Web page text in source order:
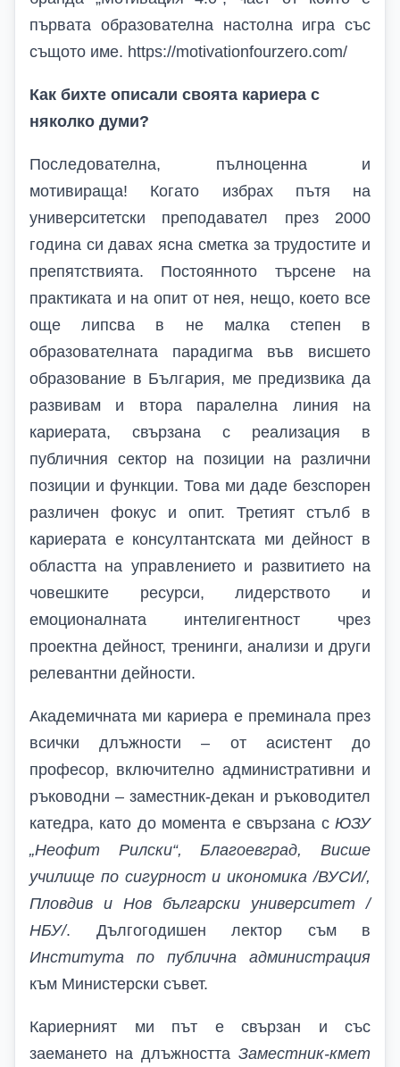
първата образователна настолна игра със
същото име. https://motivationfourzero.com/
Как бихте описали своята кариера с
няколко думи?
Последователна, пълноценна и
мотивираща! Когато избрах пътя на
университетски преподавател през 2000
година си давах ясна сметка за трудостите и
препятствията. Постоянното търсене на
практиката и на опит от нея, нещо, което все
още липсва в не малка степен в
образователната парадигма във висшето
образование в България, ме предизвика да
развивам и втора паралелна линия на
кариерата, свързана с реализация в
публичния сектор на позиции на различни
позиции и функции. Това ми даде безспорен
различен фокус и опит. Третият стълб в
кариерата е консултантската ми дейност в
областта на управлението и развитието на
човешките ресурси, лидерството и
емоционалната интелигентност чрез
проектна дейност, тренинги, анализи и други
релевантни дейности.
Академичната ми кариера e преминала през
всички длъжности – от асистент до
професор, включително административни и
ръководни – заместник-декан и ръководител
катедра, като до момента е свързана с ЮЗУ
„Неофит Рилски“, Благоевград, Висше
училище по сигурност и икономика /ВУСИ/,
Пловдив и Нов български университет /
НБУ/. Дългогодишен лектор съм в
Института по публична администрация
към Министерски съвет.
Кариерният ми път е свързан и със
заемането на длъжността Заместник-кмет